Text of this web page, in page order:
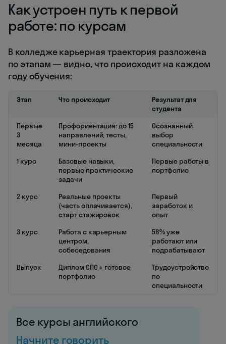
Как устроен путь к первой
работе: по курсам
В колледже карьерная траектория разложена
по этапам — видно, что происходит на каждом
году обучения:
Этап Что происходит
Результат для
студента
Первые
3
месяца
Профориентация: до 15
направлений, тесты,
мини-проекты
Осознанный
выбор
специальности
1 курс
Базовые навыки,
первые практические
задачи
Первые работы в
портфолио
2 курс
Реальные проекты
(часть оплачивается),
старт стажировок
Первый
заработок и
опыт
3 курс
Работа с карьерным
центром,
собеседования
56% уже
работают или
подрабатывают
Выпуск
Диплом СПО + готовое
портфолио
Трудоустройство
по
специальности
Все курсы английского
Начните говорить